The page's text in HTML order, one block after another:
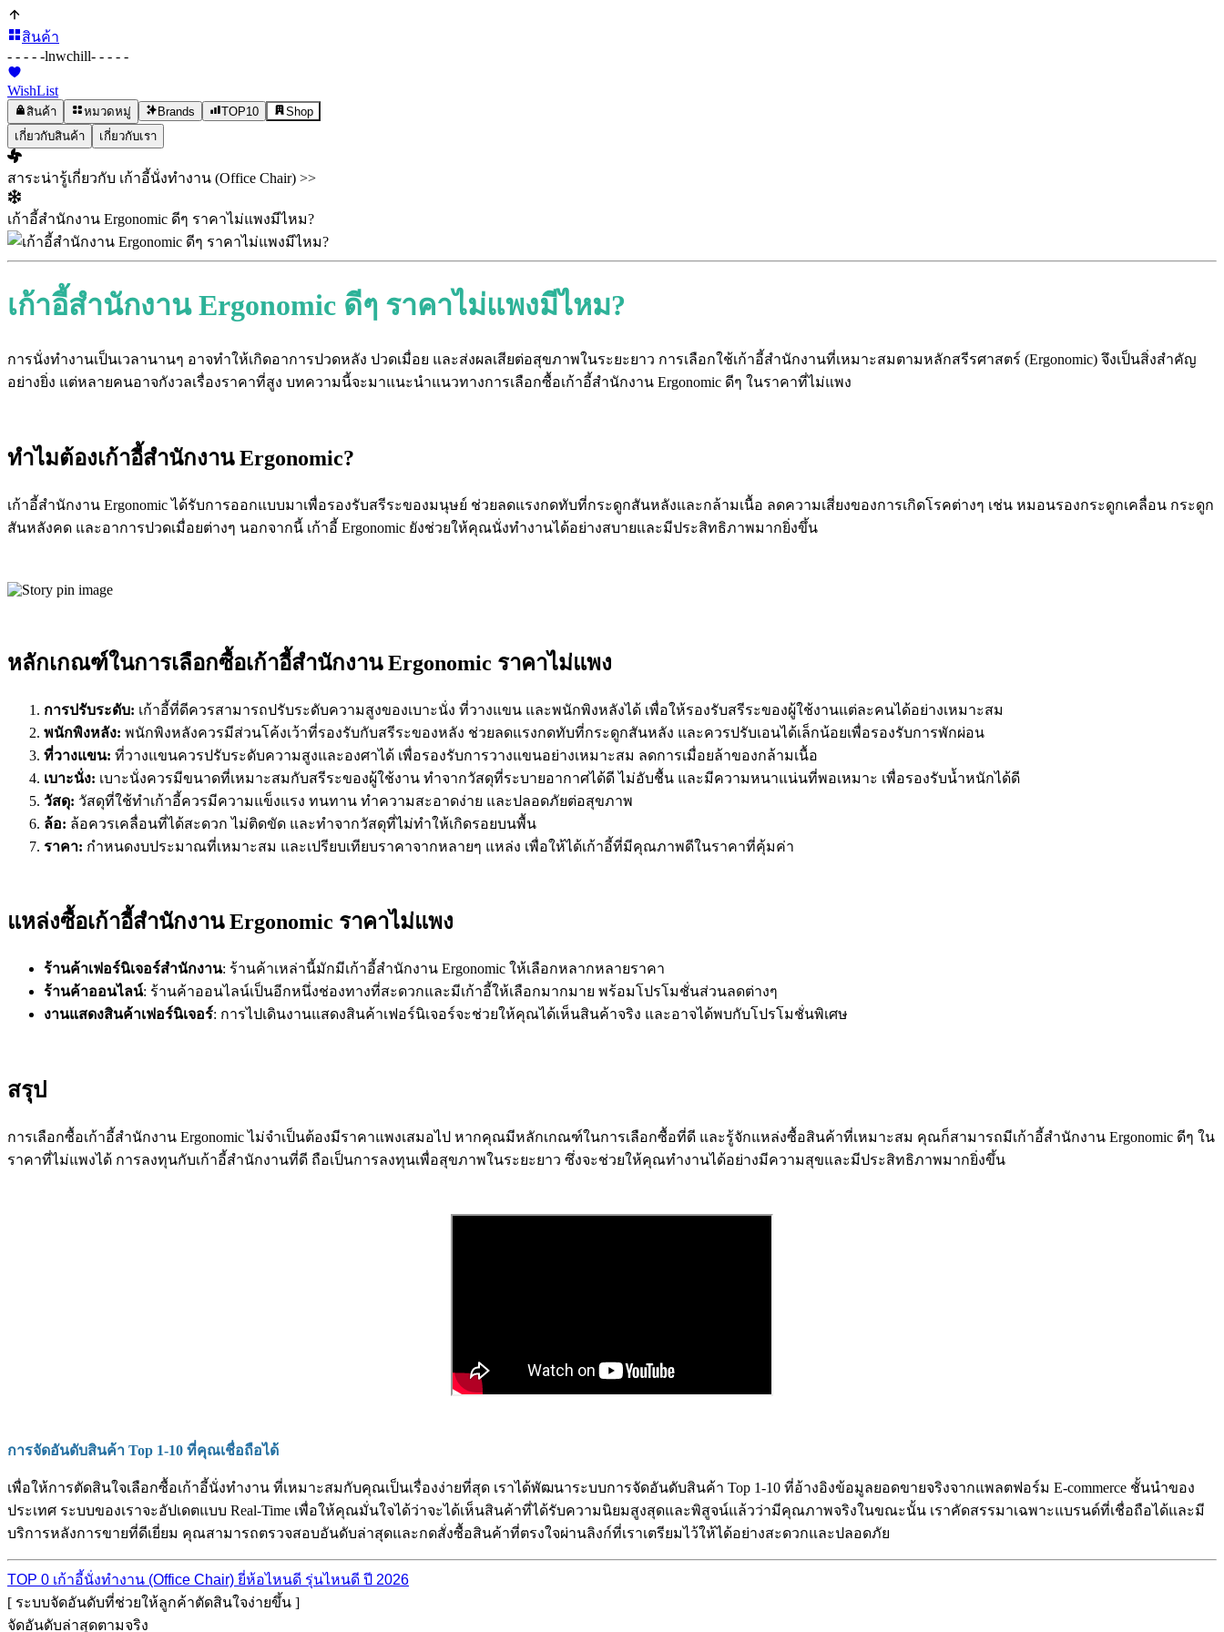
สินค้า
- - - - -lnwchill- - - - -
WishList
สินค้า หมวดหมู่ Brands TOP10
Shop
เกี่ยวกับสินค้า
เกี่ยวกับเรา
สาระน่ารู้เกี่ยวกับ เก้าอี้นั่งทำงาน (Office Chair) >>
เก้าอี้สำนักงาน Ergonomic ดีๆ ราคาไม่แพงมีไหม?
เก้าอี้สำนักงาน Ergonomic ดีๆ ราคาไม่แพงมีไหม?
การนั่งทำงานเป็นเวลานานๆ อาจทำให้เกิดอาการปวดหลัง ปวดเมื่อย และส่งผลเสียต่อสุขภาพในระยะยาว การเลือกใช้เก้าอี้สำนักงานที่เหมาะสมตามหลักสรีรศาสตร์ (Ergonomic) จึงเป็นสิ่งสำคัญ
อย่างยิ่ง แต่หลายคนอาจกังวลเรื่องราคาที่สูง บทความนี้จะมาแนะนำแนวทางการเลือกซื้อเก้าอี้สำนักงาน Ergonomic ดีๆ ในราคาที่ไม่แพง
ทำไมต้องเก้าอี้สำนักงาน Ergonomic?
เก้าอี้สำนักงาน Ergonomic ได้รับการออกแบบมาเพื่อรองรับสรีระของมนุษย์ ช่วยลดแรงกดทับที่กระดูกสันหลังและกล้ามเนื้อ ลดความเสี่ยงของการเกิดโรคต่างๆ เช่น หมอนรองกระดูกเคลื่อน กระดูก
สันหลังคด และอาการปวดเมื่อยต่างๆ นอกจากนี้ เก้าอี้ Ergonomic ยังช่วยให้คุณนั่งทำงานได้อย่างสบายและมีประสิทธิภาพมากยิ่งขึ้น
หลักเกณฑ์ในการเลือกซื้อเก้าอี้สำนักงาน Ergonomic ราคาไม่แพง
การปรับระดับ: เก้าอี้ที่ดีควรสามารถปรับระดับความสูงของเบาะนั่ง ที่วางแขน และพนักพิงหลังได้ เพื่อให้รองรับสรีระของผู้ใช้งานแต่ละคนได้อย่างเหมาะสม
พนักพิงหลัง: พนักพิงหลังควรมีส่วนโค้งเว้าที่รองรับกับสรีระของหลัง ช่วยลดแรงกดทับที่กระดูกสันหลัง และควรปรับเอนได้เล็กน้อยเพื่อรองรับการพักผ่อน
ที่วางแขน: ที่วางแขนควรปรับระดับความสูงและองศาได้ เพื่อรองรับการวางแขนอย่างเหมาะสม ลดการเมื่อยล้าของกล้ามเนื้อ
เบาะนั่ง: เบาะนั่งควรมีขนาดที่เหมาะสมกับสรีระของผู้ใช้งาน ทำจากวัสดุที่ระบายอากาศได้ดี ไม่อับชื้น และมีความหนาแน่นที่พอเหมาะ เพื่อรองรับน้ำหนักได้ดี
วัสดุ: วัสดุที่ใช้ทำเก้าอี้ควรมีความแข็งแรง ทนทาน ทำความสะอาดง่าย และปลอดภัยต่อสุขภาพ
ล้อ: ล้อควรเคลื่อนที่ได้สะดวก ไม่ติดขัด และทำจากวัสดุที่ไม่ทำให้เกิดรอยบนพื้น
ราคา: กำหนดงบประมาณที่เหมาะสม และเปรียบเทียบราคาจากหลายๆ แหล่ง เพื่อให้ได้เก้าอี้ที่มีคุณภาพดีในราคาที่คุ้มค่า
แหล่งซื้อเก้าอี้สำนักงาน Ergonomic ราคาไม่แพง
ร้านค้าเฟอร์นิเจอร์สำนักงาน: ร้านค้าเหล่านี้มักมีเก้าอี้สำนักงาน Ergonomic ให้เลือกหลากหลายราคา
ร้านค้าออนไลน์: ร้านค้าออนไลน์เป็นอีกหนึ่งช่องทางที่สะดวกและมีเก้าอี้ให้เลือกมากมาย พร้อมโปรโมชั่นส่วนลดต่างๆ
งานแสดงสินค้าเฟอร์นิเจอร์: การไปเดินงานแสดงสินค้าเฟอร์นิเจอร์จะช่วยให้คุณได้เห็นสินค้าจริง และอาจได้พบกับโปรโมชั่นพิเศษ
สรุป
การเลือกซื้อเก้าอี้สำนักงาน Ergonomic ไม่จำเป็นต้องมีราคาแพงเสมอไป หากคุณมีหลักเกณฑ์ในการเลือกซื้อที่ดี และรู้จักแหล่งซื้อสินค้าที่เหมาะสม คุณก็สามารถมีเก้าอี้สำนักงาน Ergonomic ดีๆ ใน
ราคาที่ไม่แพงได้ การลงทุนกับเก้าอี้สำนักงานที่ดี ถือเป็นการลงทุนเพื่อสุขภาพในระยะยาว ซึ่งจะช่วยให้คุณทำงานได้อย่างมีความสุขและมีประสิทธิภาพมากยิ่งขึ้น
การจัดอันดับสินค้า Top 1-10 ที่คุณเชื่อถือได้
เพื่อให้การตัดสินใจเลือกซื้อเก้าอี้นั่งทำงาน ที่เหมาะสมกับคุณเป็นเรื่องง่ายที่สุด เราได้พัฒนาระบบการจัดอันดับสินค้า Top 1-10 ที่อ้างอิงข้อมูลยอดขายจริงจากแพลตฟอร์ม E-commerce ชั้นนำของ
ประเทศ ระบบของเราจะอัปเดตแบบ Real-Time เพื่อให้คุณมั่นใจได้ว่าจะได้เห็นสินค้าที่ได้รับความนิยมสูงสุดและพิสูจน์แล้วว่ามีคุณภาพจริงในขณะนั้น เราคัดสรรมาเฉพาะแบรนด์ที่เชื่อถือได้และมี
บริการหลังการขายที่ดีเยี่ยม คุณสามารถตรวจสอบอันดับล่าสุดและกดสั่งซื้อสินค้าที่ตรงใจผ่านลิงก์ที่เราเตรียมไว้ให้ได้อย่างสะดวกและปลอดภัย
TOP 0 เก้าอี้นั่งทำงาน (Office Chair) ยี่ห้อไหนดี รุ่นไหนดี ปี 2026
[ ระบบจัดอันดับที่ช่วยให้ลูกค้าตัดสินใจง่ายขึ้น ]
จัดอันดับล่าสุดตามจริง